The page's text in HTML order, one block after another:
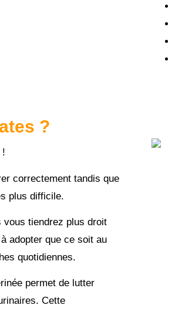
?
!
correctement tandis que
plus difficile.
vous tiendrez plus droit
adopter que ce soit au
quotidiennes.
permet de lutter
Cette